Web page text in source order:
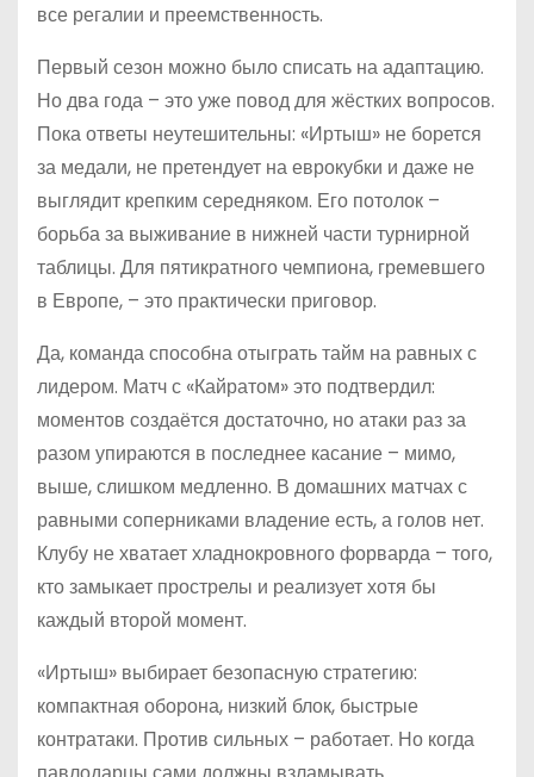
все регалии и преемственность.
Первый сезон можно было списать на адаптацию.
Но два года – это уже повод для жёстких вопросов.
Пока ответы неутешительны: «Иртыш» не борется
за медали, не претендует на еврокубки и даже не
выглядит крепким середняком. Его потолок –
борьба за выживание в нижней части турнирной
таблицы. Для пятикратного чемпиона, гремевшего
в Европе, – это практически приговор.
Да, команда способна отыграть тайм на равных с
лидером. Матч с «Кайратом» это подтвердил:
моментов создаётся достаточно, но атаки раз за
разом упираются в последнее касание – мимо,
выше, слишком медленно. В домашних матчах с
равными соперниками владение есть, а голов нет.
Клубу не хватает хладнокровного форварда – того,
кто замыкает прострелы и реализует хотя бы
каждый второй момент.
«Иртыш» выбирает безопасную стратегию:
компактная оборона, низкий блок, быстрые
контратаки. Против сильных – работает. Но когда